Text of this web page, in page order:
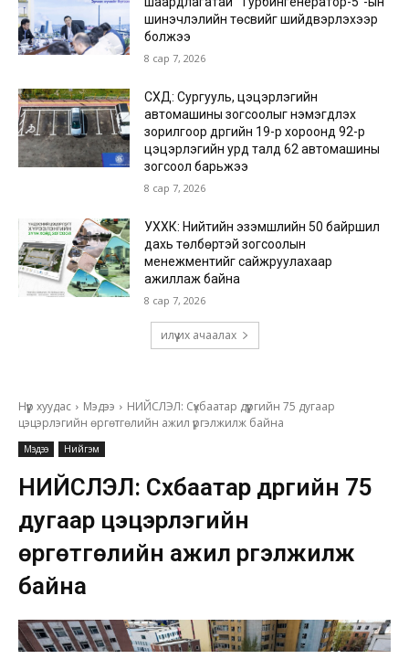
шинэчлэлийн төсвийг шийдвэрлэхээр
болжээ
8 сар 7, 2026
СХД: Сургууль, цэцэрлэгийн
автомашины зогсоолыг нэмэгдүүлэх
зорилгоор дүүргийн 19-р хороонд 92-р
цэцэрлэгийн урд талд 62 автомашины
зогсоол барьжээ
8 сар 7, 2026
УХХК: Нийтийн эзэмшлийн 50 байршил
дахь төлбөртэй зогсоолын
менежментийг сайжруулахаар
ажиллаж байна
8 сар 7, 2026
илүү их ачаалах